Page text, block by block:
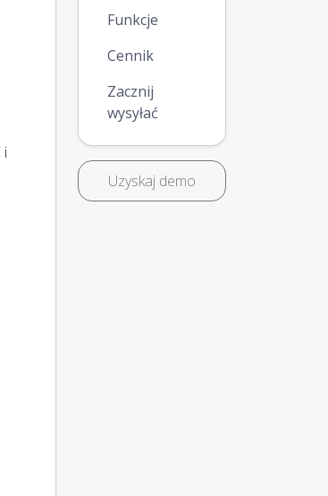
i
Funkcje
Cennik
Zacznij
wysyłać
Uzyskaj demo